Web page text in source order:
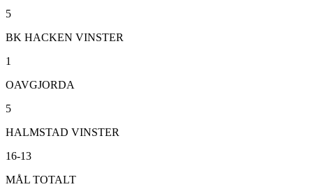
5
BK HACKEN VINSTER
1
OAVGJORDA
5
HALMSTAD VINSTER
16-13
MÅL TOTALT